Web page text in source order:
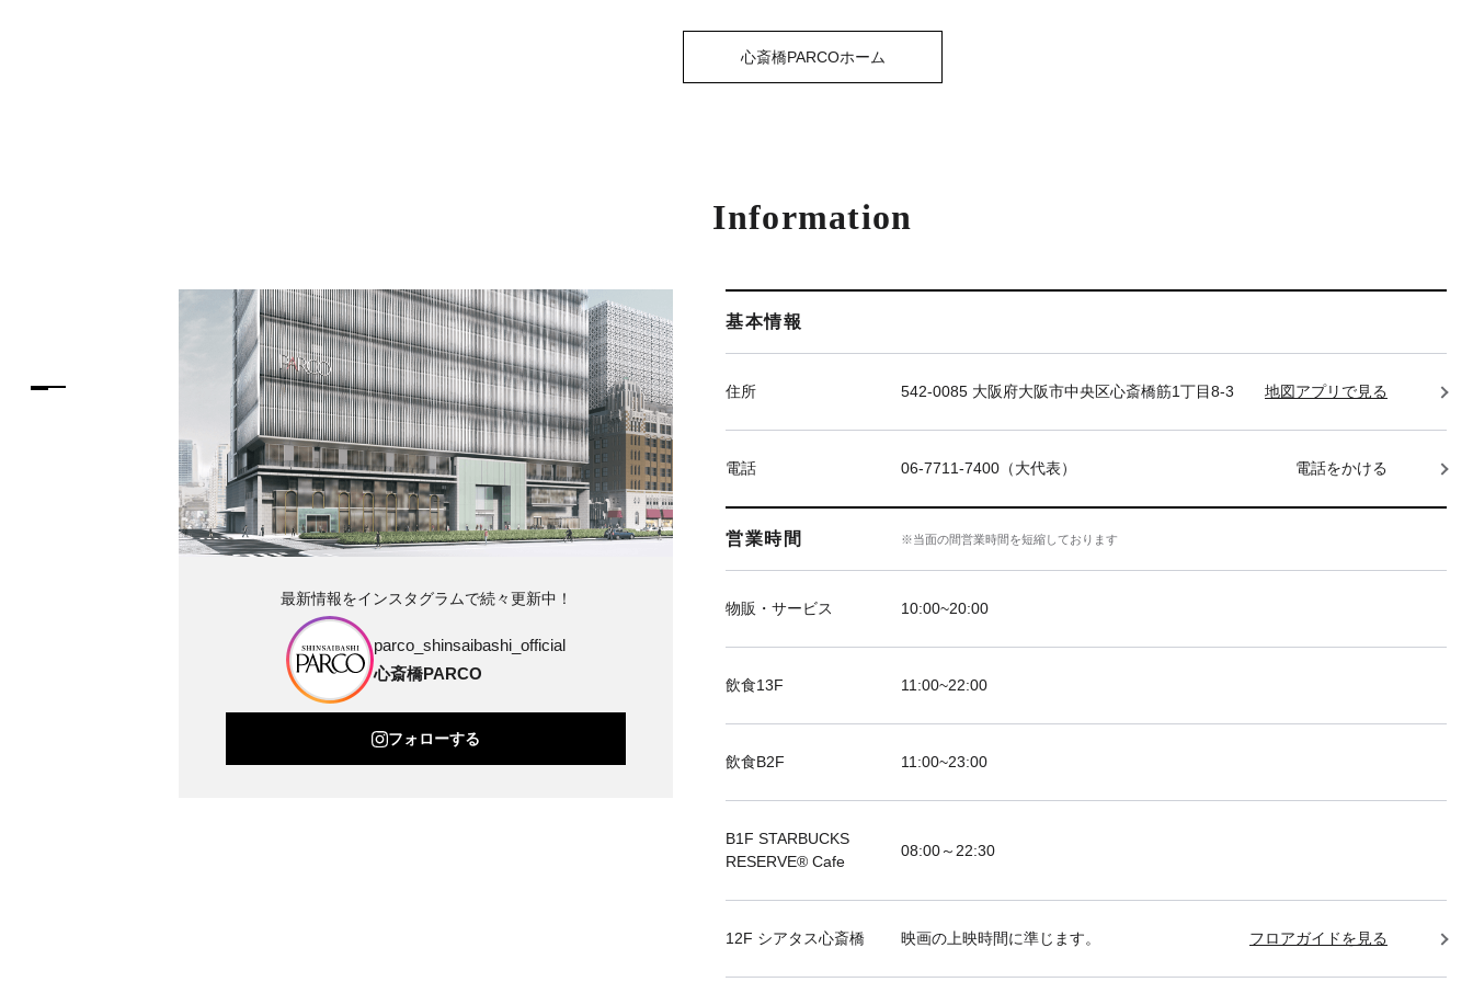
心斎橋PARCOホーム
Information
基本情報
住所 542-0085 大阪府大阪市中央区心斎橋筋1丁目8-3 地図アプリで見る
電話 06-7711-7400（大代表） 電話をかける
営業時間 ※当面の間営業時間を短縮しております
物販・サービス 10:00~20:00
飲食13F 11:00~22:00
飲食B2F 11:00~23:00
B1F STARBUCKS
RESERVE®︎ Cafe
08:00～22:30
12F シアタス心斎橋 映画の上映時間に準じます。 フロアガイドを見る
最新情報をインスタグラムで続々更新中！
parco_shinsaibashi_official
心斎橋PARCO
フォローする